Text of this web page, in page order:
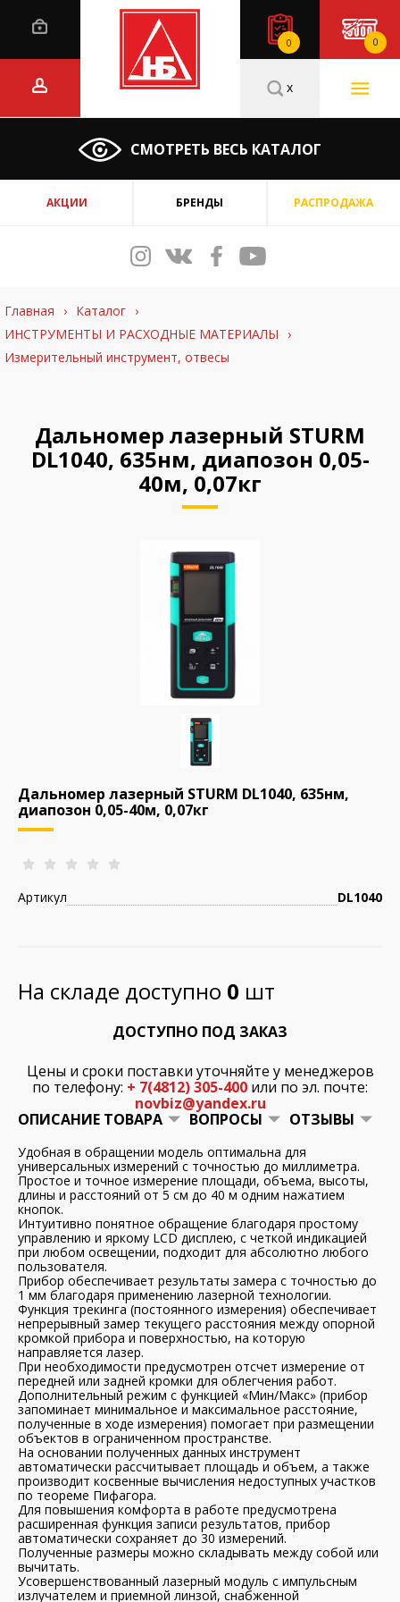
0 0
СМОТРЕТЬ ВЕСЬ КАТАЛОГ
x
АКЦИИ БРЕНДЫ РАСПРОДАЖА
Главная › Каталог ›
ИНСТРУМЕНТЫ И РАСХОДНЫЕ МАТЕРИАЛЫ
›
Измерительный инструмент, отвесы
Дальномер лазерный STURM
DL1040, 635нм, диапозон 0,05-
40м, 0,07кг
Дальномер лазерный STURM DL1040, 635нм,
диапозон 0,05-40м, 0,07кг
Артикул DL1040
На складе доступно 0 шт
ДОСТУПНО ПОД ЗАКАЗ
Цены и сроки поставки уточняйте у менеджеров
по телефону: + 7(4812) 305-400 или по эл. почте:
novbiz@yandex.ru
ОПИСАНИЕ ТОВАРА
ВОПРОСЫ ОТЗЫВЫ
Удобная в обращении модель оптимальна для
универсальных измерений с точностью до миллиметра.
Простое и точное измерение площади, объема, высоты,
длины и расстояний от 5 см до 40 м одним нажатием
кнопок.
Интуитивно понятное обращение благодаря простому
управлению и яркому LCD дисплею, с четкой индикацией
при любом освещении, подходит для абсолютно любого
пользователя.
Прибор обеспечивает результаты замера с точностью до
1 мм благодаря применению лазерной технологии.
Функция трекинга (постоянного измерения) обеспечивает
непрерывный замер текущего расстояния между опорной
кромкой прибора и поверхностью, на которую
направляется лазер.
При необходимости предусмотрен отсчет измерение от
передней или задней кромки для облегчения работ.
Дополнительный режим с функцией «Мин/Макс» (прибор
запоминает минимальное и максимальное расстояние,
полученные в ходе измерения) помогает при размещении
объектов в ограниченном пространстве.
На основании полученных данных инструмент
автоматически рассчитывает площадь и объем, а также
производит косвенные вычисления недоступных участков
по теореме Пифагора.
Для повышения комфорта в работе предусмотрена
расширенная функция записи результатов, прибор
автоматически сохраняет до 30 измерений.
Полученные размеры можно складывать между собой или
вычитать.
Усовершенствованный лазерный модуль с импульсным
излучателем и приемной линзой, снабженной